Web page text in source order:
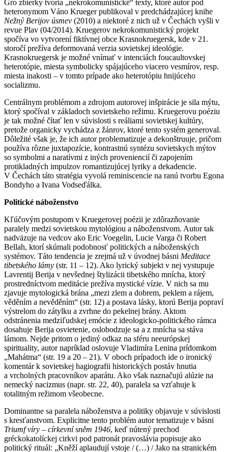
Gro zbierky tvoria „nekrokomunistické“ texty, ktoré autor pod
heteronymom Váno Krueger publikoval v predchádzajúcej knihe
Nežný Berijov úsmev (2010) a niektoré z nich už v Čechách vyšli v
revue Plav (04/2014). Kruegerov nekrokomunistický projekt
spočíva vo vytvorení fiktívnej obce Krasnokruegersk, kde v 21.
storočí prežíva deformovaná verzia sovietskej ideológie.
Krasnokruegersk je možné vnímať v intenciách foucaultovskej
heterotópie, miesta symbolicky spájajúceho viacero vesmírov, resp.
miesta inakosti – v tomto prípade ako heterotópiu hnijúceho
socializmu.
Centrálnym problémom a zdrojom autorovej inšpirácie je sila mýtu,
ktorý spočíval v základoch sovietskeho režimu. Kruegerovu poéziu
je tak možné čítať len v súvislosti s reáliami sovietskej kultúry,
pretože organicky vychádza z žánrov, ktoré tento systém generoval.
Dôležité však je, že ich autor problematizuje a dekonštruuje, pričom
používa rôzne juxtapozície, kontrastnú syntézu sovietskych mýtov
so symbolmi a naratívmi z iných proveniencií či zapojením
protikladných impulzov romantizujúcej lyriky a dekadencie.
V Čechách táto stratégia vyvolá reminiscencie na ranú tvorbu Egona
Bondyho a Ivana Vodseďálka.
Politické náboženstvo
Kľúčovým postupom v Kruegerovej poézii je zdôrazňovanie
paralely medzi sovietskou mytológiou a náboženstvom. Autor tak
nadväzuje na vedcov ako Eric Voegelin, Lucie Varga či Robert
Bellah, ktorí skúmali podobnosť politických a náboženských
systémov. Táto tendencia je zrejmá už v úvodnej básni Meditace
tibetského lámy (str. 11 – 12). Ako lyrický subjekt v nej vystupuje
Lavrentij Berija v nevšednej štylizácii tibetského mnícha, ktorý
prostredníctvom meditácie prežíva mystické vízie. V nich sa mu
zjavuje mytologická brána „mezi zlem a dobrem, peklem a rájem,
věděním a nevěděním“ (str. 12) a postava lásky, ktorú Berija popraví
výstrelom do zátylku a zvrhne do pekelnej brány. Aktom
odstránenia medziľudskej emócie z ideologicko-politického rámca
dosahuje Berija osvietenie, oslobodzuje sa a z mnícha sa stáva
lámom. Nejde pritom o jediný odkaz na sféru neeurópskej
spirituality, autor napríklad oslovuje Vladimíra Lenina prídomkom
„Mahátma“ (str. 19 a 20 – 21). V oboch prípadoch ide o ironický
komentár k sovietskej hagiografii historických postáv hnutia
a vrcholných pracovníkov aparátu. Ako však naznačujú alúzie na
nemecký nacizmus (napr. str. 22, 40), paralela sa vzťahuje k
totalitným režimom všeobecne.
Dominantne sa paralela náboženstva a politiky objavuje v súvislosti
s kresťanstvom. Explicitne tento problém autor tematizuje v básni
Triumf víry – církevní sněm 1946, keď nútený prechod
gréckokatolíckej cirkvi pod patronát pravoslávia popisuje ako
politický rituál: „Kněží aplaudují vstoje / (…) / Jako na stranickém